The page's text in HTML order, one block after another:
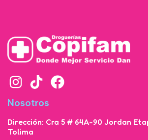
Nosotros
Dirección: Cra 5 # 64A-90 Jordan
Tolima